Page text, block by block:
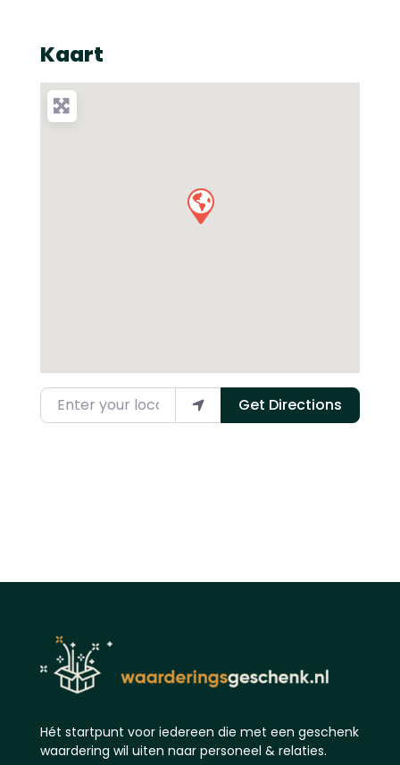
Kaart
Enter your location Get Directions
Hét startpunt voor iedereen die met een geschenk
waardering wil uiten naar personeel & relaties.